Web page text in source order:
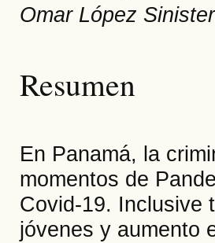
Omar López
Resumen
En Panamá, la
momentos de
Covid-19. Inclusive
jóvenes y aumento